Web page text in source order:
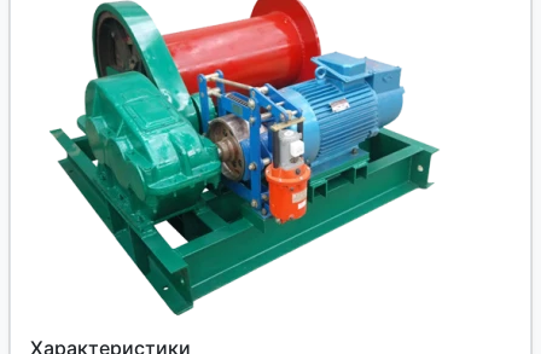
Характеристики